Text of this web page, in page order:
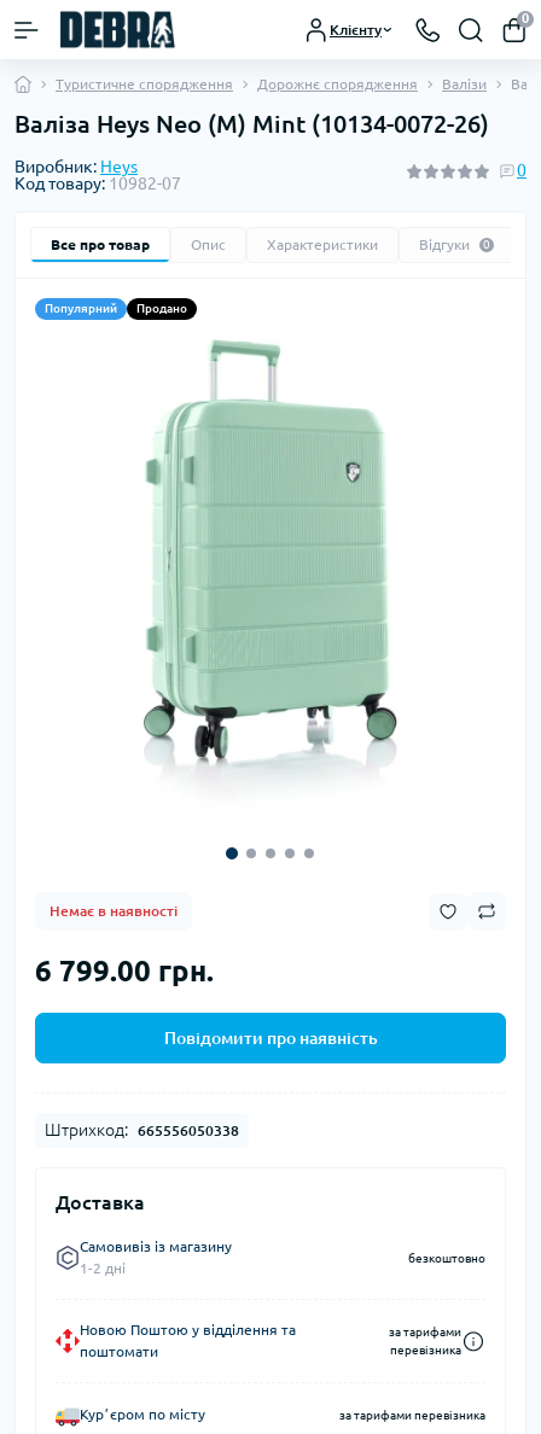
Клієнту
0
Туристичне спорядження Дорожнє спорядження Валізи
Валіза Heys Neo (M) Mint (10134-0072-26)
Виробник: Heys
Код товару: 10982-07
0
Все про товар Опис Характеристики Відгуки 0
Популярний Продано
Немає в наявності
6 799.00 грн.
Повідомити про наявність
Штрихкод: 665556050338
Доставка
Самовивіз із магазину
1-2 дні
безкоштовно
Новою Поштою у відділення та
поштомати
за тарифами
перевізника
Курʼєром по місту за тарифами перевізника